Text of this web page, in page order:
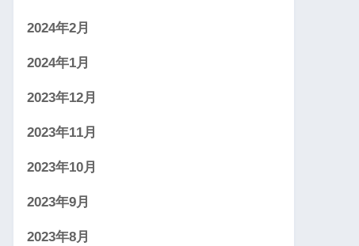
2024年2月
2024年1月
2023年12月
2023年11月
2023年10月
2023年9月
2023年8月